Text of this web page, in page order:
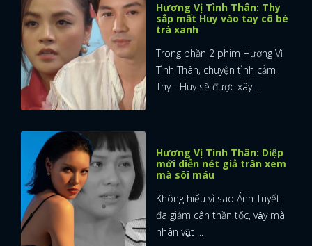
Hương Vị Tình Thân: Thy
sắp mất Huy vào tay cô bé
trà xanh
Trong phần 2 phim Hương Vị
Tình Thân, chuyện tình cảm
Thy - Huy sẽ được xây ...
Hương Vị Tình Thân: Diệp
mới diễn nét giả trân xem
mà sôi máu
Không hiểu vì sao Ánh Tuyết
đa giảm cân thần tốc, vậy mà
nhân vật ...